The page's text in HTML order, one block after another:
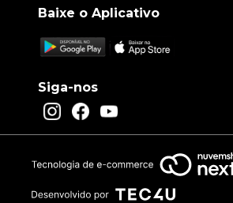
Baixe o Aplicativo
Siga-nos